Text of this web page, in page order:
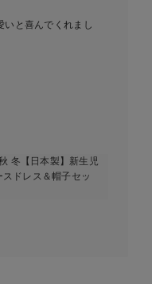
いと喜んでくれまし
冬【日本製】新生児
スドレス＆帽子セッ